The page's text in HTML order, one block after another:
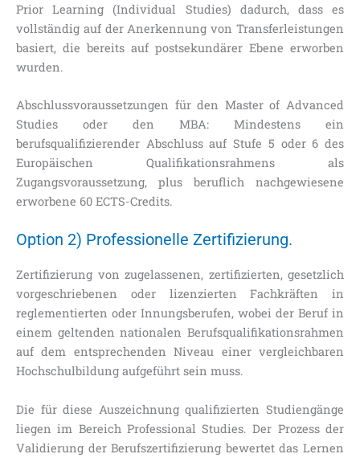
Prior Learning (Individual Studies) dadurch, dass es
vollständig auf der Anerkennung von Transferleistungen
basiert, die bereits auf postsekundärer Ebene erworben
wurden.
Abschlussvoraussetzungen für den Master of Advanced
Studies oder den MBA: Mindestens ein
berufsqualifizierender Abschluss auf Stufe 5 oder 6 des
Europäischen Qualifikationsrahmens als
Zugangsvoraussetzung, plus beruflich nachgewiesene
erworbene 60 ECTS-Credits.
Option 2) Professionelle Zertifizierung.
Zertifizierung von zugelassenen, zertifizierten, gesetzlich
vorgeschriebenen oder lizenzierten Fachkräften in
reglementierten oder Innungsberufen, wobei der Beruf in
einem geltenden nationalen Berufsqualifikationsrahmen
auf dem entsprechenden Niveau einer vergleichbaren
Hochschulbildung aufgeführt sein muss.
Die für diese Auszeichnung qualifizierten Studiengänge
liegen im Bereich Professional Studies. Der Prozess der
Validierung der Berufszertifizierung bewertet das Lernen